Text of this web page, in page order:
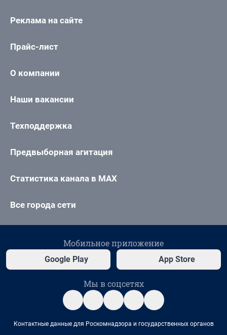
Реклама на сайте
Прайс-лист
О компании
Наши вакансии
Техподдержка
Предвыборная агитация
Статистика канала в MAX
Все города сети
Мобильное приложение
Google Play App Store
Мы в соцсетях
Контактные данные для Роскомнадзора и государственных органов